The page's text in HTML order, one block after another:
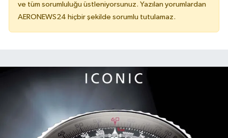
ve tüm sorumluluğu üstleniyorsunuz. Yazılan yorumlardan
AERONEWS24 hiçbir şekilde sorumlu tutulamaz.